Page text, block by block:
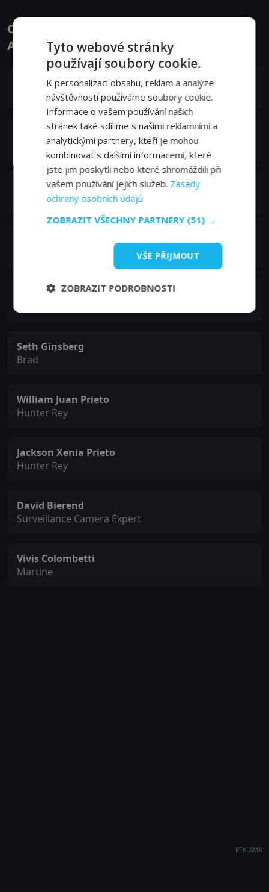
Obsazení filmu nebo pořadu Paranormal
Activity 2 - Herci a tvůrci
Sprague Grayden
Kristi Rey
Brian Boland
Daniel Rey
Molly Ephraim
Micah Sloat
Seth Ginsberg
Brad
William Juan Prieto
Hunter Rey
Jackson Xenia Prieto
Hunter Rey
David Bierend
Surveillance Camera Expert
Vivis Colombetti
Martine
REKLAMA
Tyto webové stránky
používají soubory cookie.
K personalizaci obsahu, reklam a analýze
návštěvnosti používáme soubory cookie.
Informace o vašem používání našich
stránek také sdílíme s našimi reklamními a
analytickými partnery, kteří je mohou
kombinovat s dalšími informacemi, které
jste jim poskytli nebo které shromáždili při
vašem používání jejich služeb. Zásady
ochrany osobních údajů
ZOBRAZIT VŠECHNY PARTNERY (51) →
VŠE PŘIJMOUT
ZOBRAZIT PODROBNOSTI